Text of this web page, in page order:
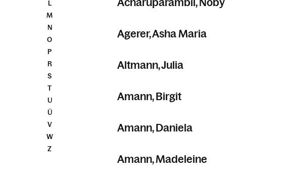
L
M
N
O
P
R
S
T
U
Ü
V
W
Z
Agerer, Asha Maria
Altmann, Julia
Amann, Birgit
Amann, Daniela
Amann, Madeleine